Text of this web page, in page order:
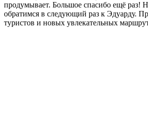
продумывает. Большое спасибо ещё раз!
обратимся в следующий раз к Эдуарду.
туристов и новых увлекательных